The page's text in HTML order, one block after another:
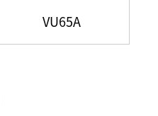
VU65A